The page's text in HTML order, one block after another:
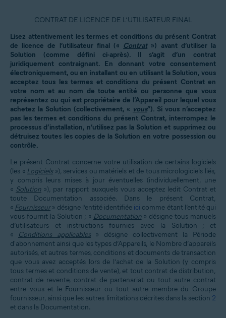
CONTRAT DE LICENCE DE L’UTILISATEUR FINAL
Lisez attentivement les termes et conditions du présent Contrat
de licence de l’utilisateur final (« Contrat») avant d’utiliser la
Solution (comme défini ci-après). Il s’agit d’un contrat
juridiquement contraignant. En donnant votre consentement
électroniquement, ou en installant ou en utilisant la Solution, vous
acceptez tous les termes et conditions du présent Contrat en
votre nom et au nom de toute entité ou personne que vous
représentez ou qui est propriétaire de l’Appareil pour lequel vous
achetez la Solution (collectivement, « vous”). Si vous n’acceptez
pas les termes et conditions du présent Contrat, interrompez le
processus d’installation, n’utilisez pas la Solution et supprimez ou
détruisez toutes les copies de la Solution en votre possession ou
contrôle.
Le présent Contrat concerne votre utilisation de certains logiciels
(les « Logiciels»), services ou matériels et de tous micrologiciels liés,
y compris leurs mises à jour éventuelles (individuellement, une
« Solution »), par rapport auxquels vous acceptez ledit Contrat et
toute Documentation associée. Dans le présent Contrat,
« Fournisseur» désigne l’entité identifiée ici comme étant l’entité qui
vous fournit la Solution ; « Documentation» désigne tous manuels
d’utilisateurs et instructions fournies avec la Solution ; et
«
Conditions applicables» désigne collectivement la Période
d'abonnement ainsi que les types d’Appareils, le Nombre d’appareils
autorisés, et autres termes, conditions et documents de transaction
que vous avez acceptés lors de l’achat de la Solution (y compris
tous termes et conditions de vente), et tout contrat de distribution,
contrat de revente, contrat de partenariat ou tout autre contrat
entre vous et le Fournisseur ou tout autre membre du Groupe
fournisseur, ainsi que les autres limitations décrites dans la section 2
et dans la Documentation.